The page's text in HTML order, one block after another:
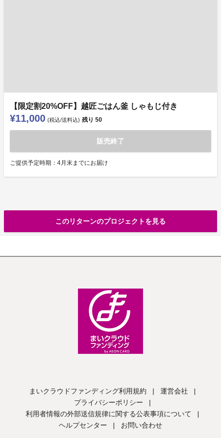
【限定割20%OFF】越匠ごはん釜 しゃもじ付き
¥11,000 (税込/送料込) 残り 50
販売終了
ご提供予定時期：4月末までにお届け
このリターンのプロジェクトを見る
まいクラウドファンディング利用規約 | 運営会社
|
プライバシーポリシー
|
利用者情報の外部送信規律に関する公表事項について
|
ヘルプセンター
| お問い合わせ